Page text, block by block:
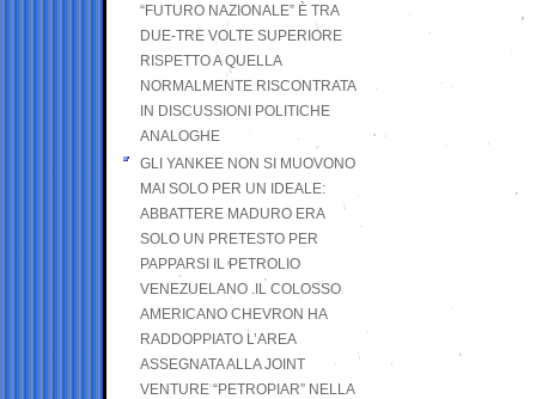
“FUTURO NAZIONALE” È TRA
DUE-TRE VOLTE SUPERIORE
RISPETTO A QUELLA
NORMALMENTE RISCONTRATA
IN DISCUSSIONI POLITICHE
ANALOGHE
GLI YANKEE NON SI MUOVONO
MAI SOLO PER UN IDEALE:
ABBATTERE MADURO ERA
SOLO UN PRETESTO PER
PAPPARSI IL PETROLIO
VENEZUELANO .IL COLOSSO
AMERICANO CHEVRON HA
RADDOPPIATO L’AREA
ASSEGNATA ALLA JOINT
VENTURE “PETROPIAR” NELLA